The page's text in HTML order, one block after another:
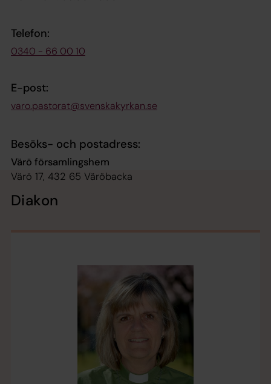
Telefon:
0340 - 66 00 10
E-post:
varo.pastorat@svenskakyrkan.se
Besöks- och postadress:
Värö församlingshem
Värö 17, 432 65 Väröbacka
Diakon